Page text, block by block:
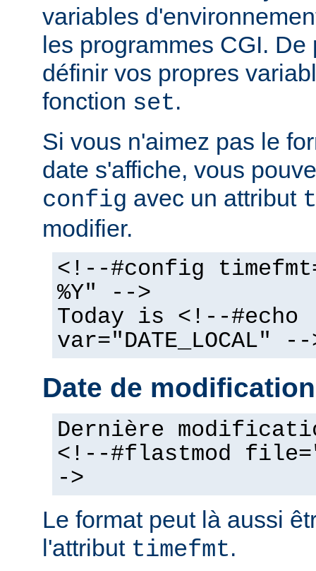
variables
les programmes CGI.
définir vos propres
fonction set.
Si vous n'aimez pas le
date s'affiche, vous
config avec un attribut
modifier.
<!--#config
%Y" -->
Today is <!--#echo
var="DATE_LOCAL" --
Date de
Dernière
<!--#flastmod
->
Le format peut là aussi
l'attribut timefmt.